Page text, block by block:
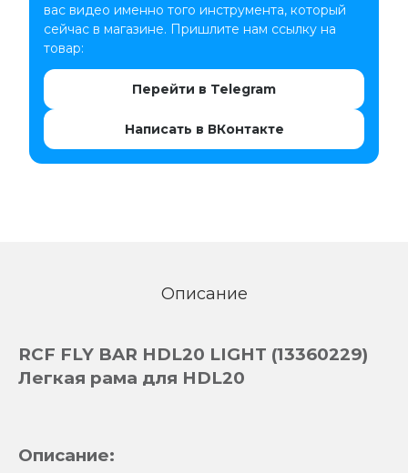
вас видео именно того инструмента, который
сейчас в магазине. Пришлите нам ссылку на
товар:
Перейти в Telegram
Написать в ВКонтакте
Описание
RCF FLY BAR HDL20 LIGHT (13360229)
Легкая рама для HDL20
Описание: